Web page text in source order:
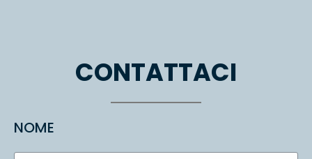
CONTATTACI
NOME